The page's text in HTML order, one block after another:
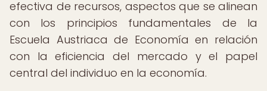
efectiva de recursos, aspectos que se alinean
con los principios fundamentales de la
Escuela Austriaca de Economía en relación
con la eficiencia del mercado y el papel
central del individuo en la economía.